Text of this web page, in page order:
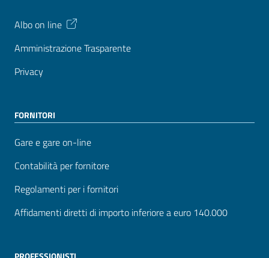
Albo on line
Amministrazione Trasparente
Privacy
FORNITORI
Gare e gare on-line
Contabilità per fornitore
Regolamenti per i fornitori
Affidamenti diretti di importo inferiore a euro 140.000